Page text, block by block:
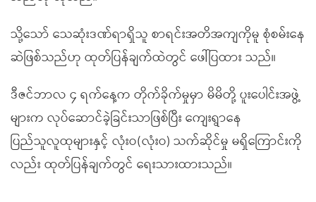
သို့သော် သေဆုံးဒဏ်ရာရှိသူ စာရင်းအတိအကျကိုမူ စုံစမ်းနေ
ဆဲဖြစ်သည်ဟု ထုတ်ပြန်ချက်ထဲတွင် ဖေါ်ပြထား သည်။
ဒီဇင်ဘာလ ၄ ရက်နေ့က တိုက်ခိုက်မှုမှာ မိမိတို့ ပူးပေါင်းအဖွဲ့
များက လုပ်ဆောင်ခဲ့ခြင်းသာဖြစ်ပြီး ကျေးရွာနေ
ပြည်သူလူထုများနှင့် လုံးဝ(လုံးဝ) သက်ဆိုင်မှု မရှိကြောင်းကို
လည်း ထုတ်ပြန်ချက်တွင် ရေးသားထားသည်။